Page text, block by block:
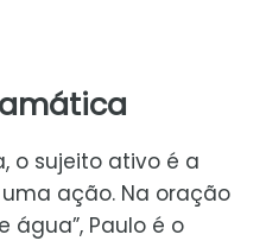
o sujeito ativo é a
ação. Na oração
água”, Paulo é o